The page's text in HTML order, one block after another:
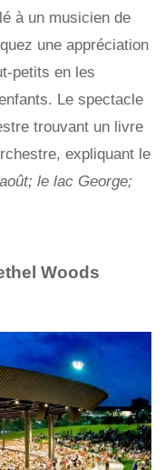
à un musicien de
une appréciation
petits en les
Le spectacle
trouvant un livre
expliquant le
le lac George;
Woods